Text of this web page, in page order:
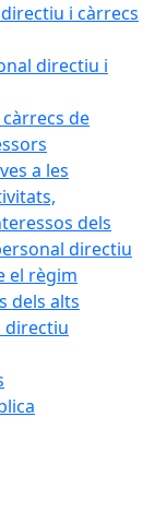
i càrrecs
directiu i
de
a les
dels
directiu
el règim
dels alts
directiu